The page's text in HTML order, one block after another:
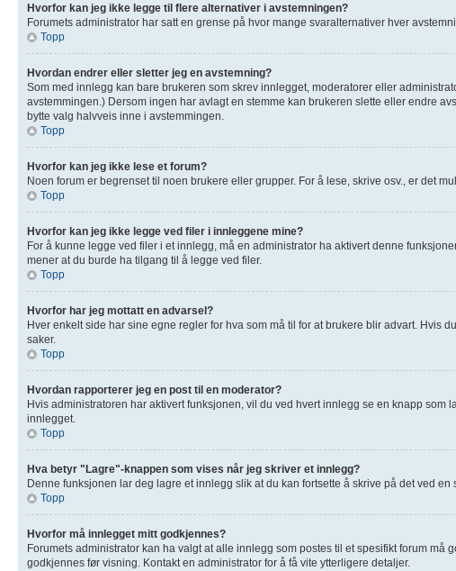
Hvorfor kan jeg ikke legge til flere alternativer i avstemningen?
Forumets administrator har satt en grense på hvor mange svaralternativer hver
Topp
Hvordan endrer eller sletter jeg en avstemning?
Som med innlegg kan bare brukeren som skrev innlegget, moderatorer eller
avstemmingen.) Dersom ingen har avlagt en stemme kan brukeren slette eller endre
bytte valg halvveis inne i avstemmingen.
Topp
Hvorfor kan jeg ikke lese et forum?
Noen forum er begrenset til noen brukere eller grupper. For å lese, skrive osv., er det
Topp
Hvorfor kan jeg ikke legge ved filer i innleggene mine?
For å kunne legge ved filer i et innlegg, må en administrator ha aktivert denne
mener at du burde ha tilgang til å legge ved filer.
Topp
Hvorfor har jeg mottatt en advarsel?
Hver enkelt side har sine egne regler for hva som må til for at brukere blir advart. Hvis
saker.
Topp
Hvordan rapporterer jeg en post til en moderator?
Hvis administratoren har aktivert funksjonen, vil du ved hvert innlegg se en knapp
innlegget.
Topp
Hva betyr "Lagre"-knappen som vises når jeg skriver et innlegg?
Denne funksjonen lar deg lagre et innlegg slik at du kan fortsette å skrive på det ved
Topp
Hvorfor må innlegget mitt godkjennes?
Forumets administrator kan ha valgt at alle innlegg som postes til et spesifikt forum
godkjennes før visning. Kontakt en administrator for å få vite ytterligere detaljer.